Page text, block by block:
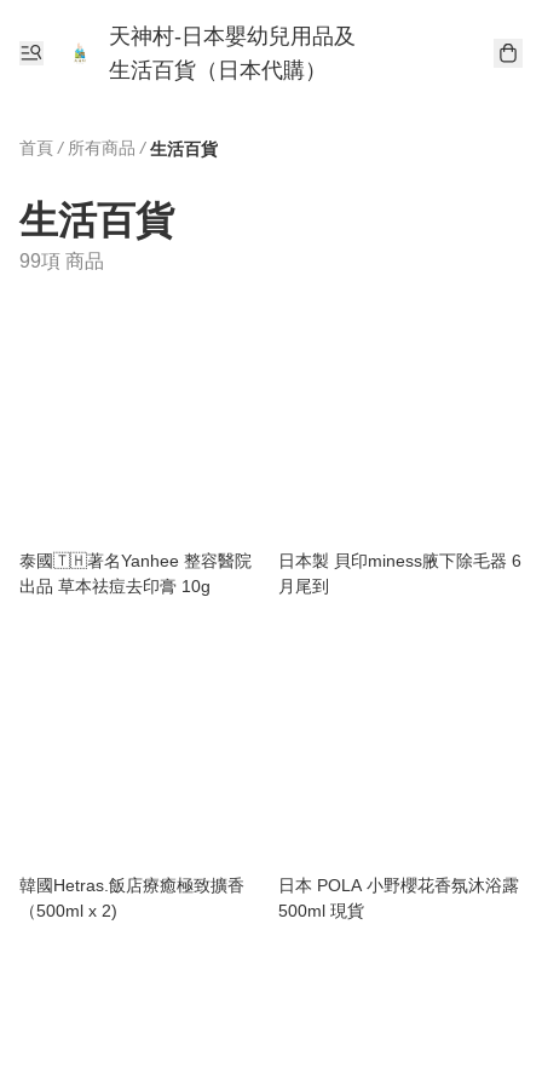
天神村-日本嬰幼兒用品及
生活百貨（日本代購）
首頁 / 所有商品 / 生活百貨
生活百貨
99項 商品
泰國🇹🇭著名Yanhee 整容醫院
出品 草本祛痘去印膏 10g
日本製 貝印miness腋下除毛器 6
月尾到
韓國Hetras.飯店療癒極致擴香
（500ml x 2)
日本 POLA 小野櫻花香氛沐浴露
500ml 現貨